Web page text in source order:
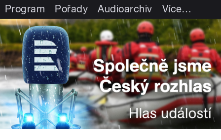
Program Pořady Audioarchiv Více…